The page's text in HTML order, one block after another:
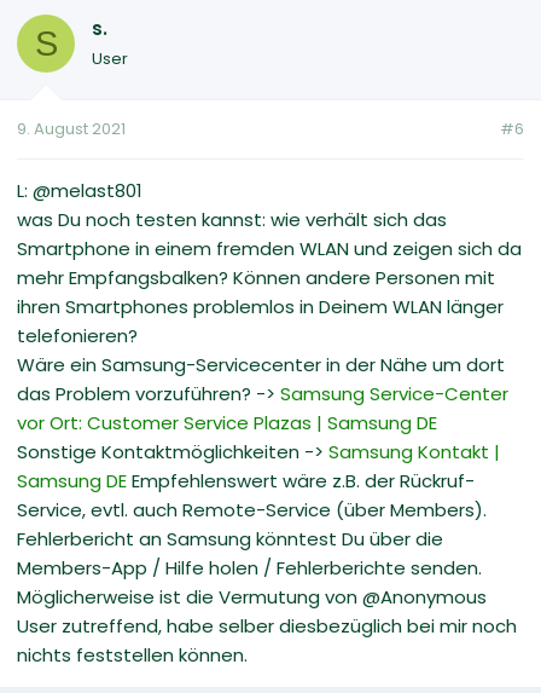
S s.
User
9. August 2021 #6
L: @melast801
was Du noch testen kannst: wie verhält sich das
Smartphone in einem fremden WLAN und zeigen sich da
mehr Empfangsbalken? Können andere Personen mit
ihren Smartphones problemlos in Deinem WLAN länger
telefonieren?
Wäre ein Samsung-Servicecenter in der Nähe um dort
das Problem vorzuführen? -> Samsung Service-Center
vor Ort: Customer Service Plazas | Samsung DE
Sonstige Kontaktmöglichkeiten -> Samsung Kontakt |
Samsung DEEmpfehlenswert wäre z.B. der Rückruf-
Service, evtl. auch Remote-Service (über Members).
Fehlerbericht an Samsung könntest Du über die
Members-App / Hilfe holen / Fehlerberichte senden.
Möglicherweise ist die Vermutung von @Anonymous
User zutreffend, habe selber diesbezüglich bei mir noch
nichts feststellen können.